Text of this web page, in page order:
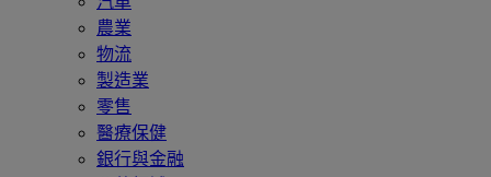
農業
物流
製造業
零售
醫療保健
銀行與金融